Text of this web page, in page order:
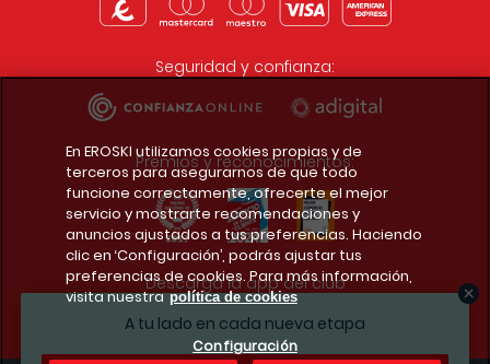
A tu lado en cada nueva etapa
Seguridad y confianza:
Premios y reconocimientos:
Descarga la app del club
En EROSKI utilizamos cookies propias y de
terceros para asegurarnos de que todo
funcione correctamente, ofrecerte el mejor
servicio y mostrarte recomendaciones y
anuncios ajustados a tus preferencias. Haciendo
clic en ‘Configuración’, podrás ajustar tus
preferencias de cookies. Para más información,
visita nuestra política de cookies
Configuración